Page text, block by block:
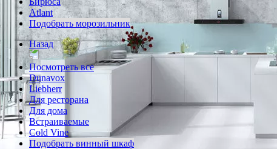
Atlant
Подобрать морозильник
Назад
Посмотреть все
Dunavox
Liebherr
Для ресторана
Для дома
Встраиваемые
Cold Vine
Подобрать винный шкаф